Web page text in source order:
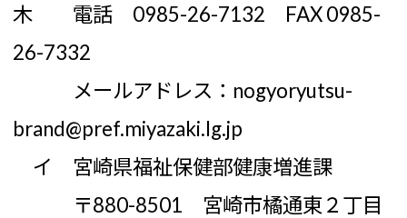
木 電話 0985-26-7132 FAX 0985-
26-7332
メールアドレス：nogyoryutsu-
brand@pref.miyazaki.lg.jp
イ 宮崎県福祉保健部健康増進課
〒880-8501 宮崎市橘通東２丁目